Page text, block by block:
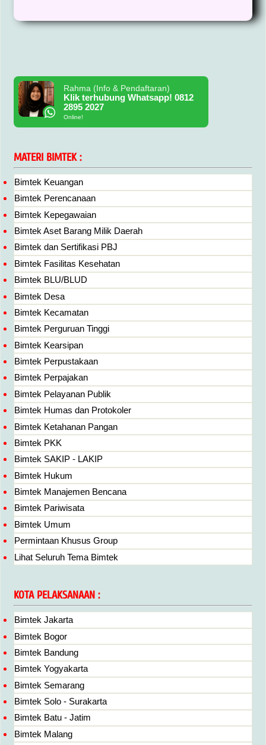
Rahma (Info & Pendaftaran)
Klik terhubung Whatsapp! 0812
2895 2027
Online!
MATERI BIMTEK :
Bimtek Keuangan
Bimtek Perencanaan
Bimtek Kepegawaian
Bimtek Aset Barang Milik Daerah
Bimtek dan Sertifikasi PBJ
Bimtek Fasilitas Kesehatan
Bimtek BLU/BLUD
Bimtek Desa
Bimtek Kecamatan
Bimtek Perguruan Tinggi
Bimtek Kearsipan
Bimtek Perpustakaan
Bimtek Perpajakan
Bimtek Pelayanan Publik
Bimtek Humas dan Protokoler
Bimtek Ketahanan Pangan
Bimtek PKK
Bimtek SAKIP - LAKIP
Bimtek Hukum
Bimtek Manajemen Bencana
Bimtek Pariwisata
Bimtek Umum
Permintaan Khusus Group
Lihat Seluruh Tema Bimtek
KOTA PELAKSANAAN :
Bimtek Jakarta
Bimtek Bogor
Bimtek Bandung
Bimtek Yogyakarta
Bimtek Semarang
Bimtek Solo - Surakarta
Bimtek Batu - Jatim
Bimtek Malang